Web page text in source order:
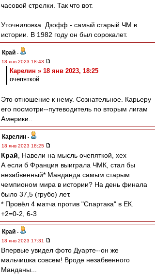
часовой стрелки. Так что вот.
Уточниловка. Дзофф - самый старый ЧМ в
истории. В 1982 году он был сорокалет.
Край -
18 янв 2023 18:43
Карелин » 18 янв 2023, 18:25
очепяткой
Это отношение к нему. Сознательное. Карьеру
его посмотри--путеводитель по вторым лигам
Америки..
Карелин -
18 янв 2023 18:25
Край , Навели на мысль очепяткой, хех
А если б Франция выиграла ЧМК, стал бы
незабвенный* Манданда самым старым
чемпионом мира в истории? На день финала
было 37,5 (грубо) лет.
* Провёл 4 матча против "Спартака" в ЕК.
+2=0-2, 6-3
Край -
18 янв 2023 17:31
Впервые увидел фото Дуарте--он же
мальчишка совсем! Вроде незабвенного
Манданы...